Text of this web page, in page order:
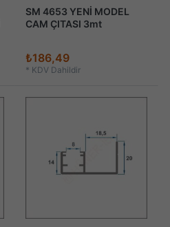
SM 4653 YENİ MODEL
CAM ÇITASI 3mt
₺186,49
* KDV Dahildir